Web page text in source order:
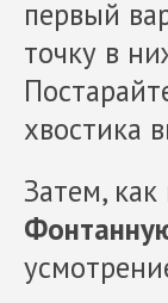
первый
точку в
хвостика
Затем,